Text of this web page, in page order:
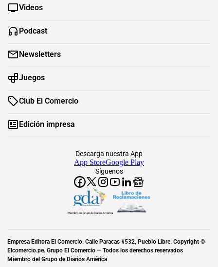
Videos
Podcast
Newsletters
Juegos
Club El Comercio
Edición impresa
Síguenos
Descarga nuestra App
App StoreGoogle Play
Miembro del Grupo de Diarios América
Empresa Editora El Comercio. Calle Paracas #532, Pueblo Libre. Copyright ©
Elcomercio.pe. Grupo El Comercio — Todos los derechos reservados
Miembro del Grupo de Diarios América